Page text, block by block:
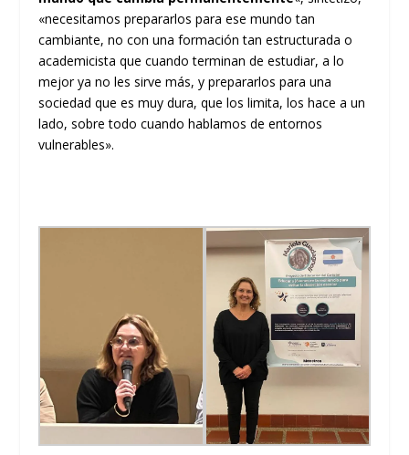
«necesitamos prepararlos para ese mundo tan
cambiante, no con una formación tan estructurada o
academicista que cuando terminan de estudiar, a lo
mejor ya no les sirve más, y prepararlos para una
sociedad que es muy dura, que los limita, los hace a un
lado, sobre todo cuando hablamos de entornos
vulnerables».